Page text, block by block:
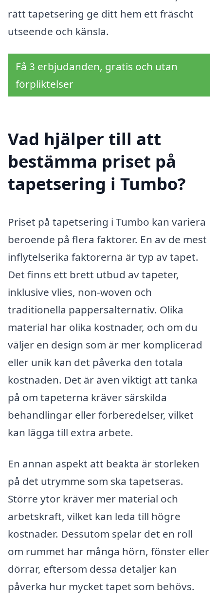
rätt tapetsering ge ditt hem ett fräscht
utseende och känsla.
Få 3 erbjudanden, gratis och utan
förpliktelser
Vad hjälper till att
bestämma priset på
tapetsering i Tumbo?
Priset på tapetsering i Tumbo kan variera
beroende på flera faktorer. En av de mest
inflytelserika faktorerna är typ av tapet.
Det finns ett brett utbud av tapeter,
inklusive vlies, non-woven och
traditionella pappersalternativ. Olika
material har olika kostnader, och om du
väljer en design som är mer komplicerad
eller unik kan det påverka den totala
kostnaden. Det är även viktigt att tänka
på om tapeterna kräver särskilda
behandlingar eller förberedelser, vilket
kan lägga till extra arbete.
En annan aspekt att beakta är storleken
på det utrymme som ska tapetseras.
Större ytor kräver mer material och
arbetskraft, vilket kan leda till högre
kostnader. Dessutom spelar det en roll
om rummet har många hörn, fönster eller
dörrar, eftersom dessa detaljer kan
påverka hur mycket tapet som behövs.